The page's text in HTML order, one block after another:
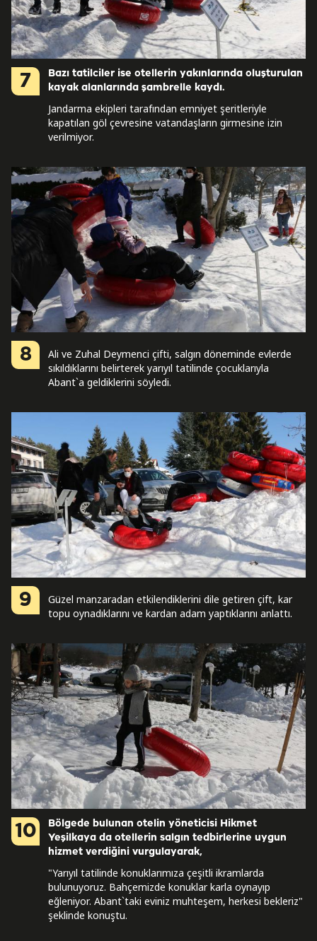
7
Bazı tatilciler ise otellerin yakınlarında oluşturulan
kayak alanlarında şambrelle kaydı.
Jandarma ekipleri tarafından emniyet şeritleriyle
kapatılan göl çevresine vatandaşların girmesine izin
verilmiyor.
8
Ali ve Zuhal Deymenci çifti, salgın döneminde evlerde
sıkıldıklarını belirterek yarıyıl tatilinde çocuklarıyla
Abant`a geldiklerini söyledi.
9
Güzel manzaradan etkilendiklerini dile getiren çift, kar
topu oynadıklarını ve kardan adam yaptıklarını anlattı.
10
Bölgede bulunan otelin yöneticisi Hikmet
Yeşilkaya da otellerin salgın tedbirlerine uygun
hizmet verdiğini vurgulayarak,
"Yarıyıl tatilinde konuklarımıza çeşitli ikramlarda
bulunuyoruz. Bahçemizde konuklar karla oynayıp
eğleniyor. Abant`taki eviniz muhteşem, herkesi bekleriz"
şeklinde konuştu.